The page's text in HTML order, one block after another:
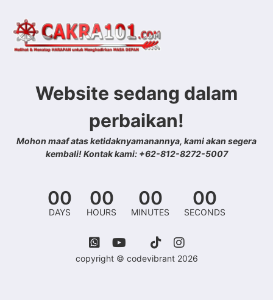
Website sedang dalam
perbaikan!
Mohon maaf atas ketidaknyamanannya, kami akan segera
kembali! Kontak kami: +62-812-8272-5007
00
DAYS
00
HOURS
00
MINUTES
00
SECONDS
copyright © codevibrant 2026